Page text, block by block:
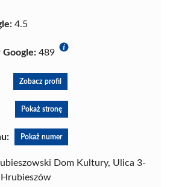
4.5
Google: 489
Zobacz profil
Pokaż stronę
Pokaż numer
Dom Kultury, Ulica 3-